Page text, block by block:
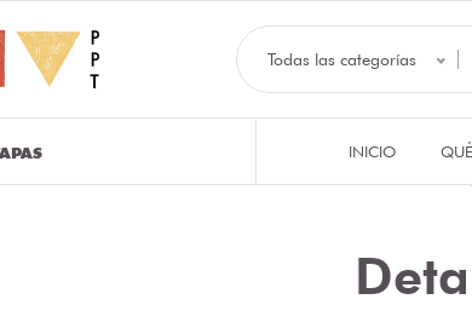
Todas las categorías
INICIO